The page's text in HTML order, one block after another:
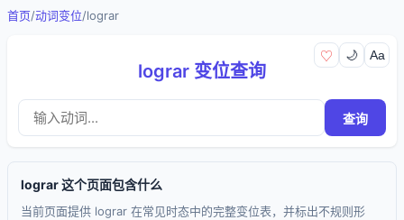
首页/动词变位/lograr
♡ 🌙 Aa
lograr 变位查询
查询
lograr 这个页面包含什么
当前页面提供 lograr 在常见时态中的完整变位表，并标出不规则形